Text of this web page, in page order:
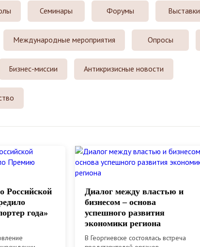
Семинары Форумы Выставки
Международные мероприятия Опросы
Бизнес-миссии Антикризисные новости
Российской
года»
Диалог между властью и
бизнесом – основа
успешного развития
экономики региона
В Георгиевске состоялась встреча